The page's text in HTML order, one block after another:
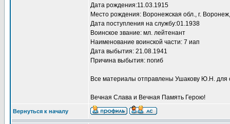
Дата рождения:11.03.1915
Место рождения: Воронежская обл., г.
Дата поступления на службу:01.1938
Воинское звание: мл. лейтенант
Наименование воинской части: 7 иап
Дата выбытия: 21.08.1941
Причина выбытия: погиб
Все материалы отправлены Ушакову Ю.Н. для
Вечная Слава и Вечная Память Герою!
Вернуться к началу